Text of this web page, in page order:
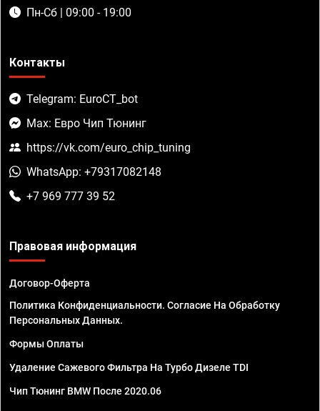
Пн-Сб | 09:00 - 19:00
Контакты
Telegram: EuroCT_bot
Max: Евро Чип Тюнинг
https://vk.com/euro_chip_tuning
WhatsApp: +79317082148
+7 969 777 39 52
Правовая информация
Договор-Оферта
Политика Конфиденциальности. Согласие На Обработку
Персональных Данных.
Формы Оплаты
Удаление Сажевого Фильтра На Турбо Дизеле TDI
Чип Тюнинг BMW После 2020.06